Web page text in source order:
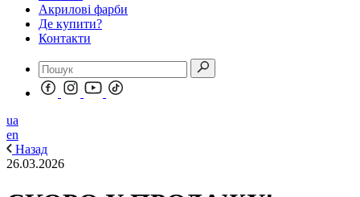
Акрилові фарби
Де купити?
Контакти
ua
en
Назад
26.03.2026